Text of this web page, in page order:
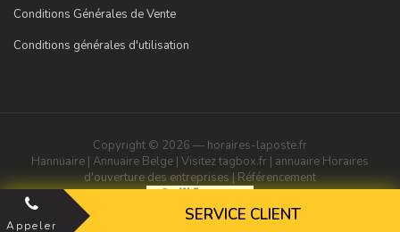
Conditions Générales de Vente
Conditions générales d'utilisation
Copyright © 2026 — horaires-laposte.fr
Hannuaire | Annuaire Belge | Visitez tagbox.fr | annuaire Horaires
d'ouverture des entreprises | Référencement
Appeler
SERVICE CLIENT